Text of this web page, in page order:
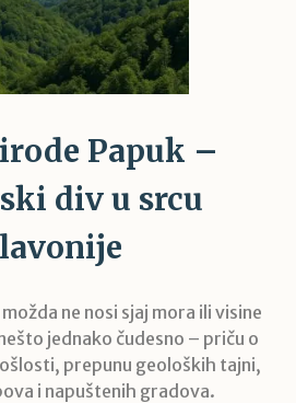
Papuk –
div u srcu
ne nosi sjaj mora ili visine
jednako čudesno – priču o
prepunu geoloških tajni,
i napuštenih gradova.